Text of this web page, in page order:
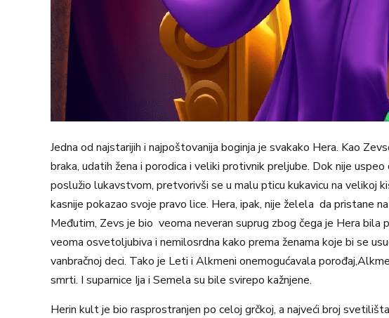
Jedna od najstarijih i najpoštovanija boginja je svakako Hera. Kao
braka, udatih žena i porodica i veliki protivnik preljube. Dok nije
poslužio lukavstvom, pretvorivši se u malu pticu kukavicu na velikoj
kasnije pokazao svoje pravo lice. Hera, ipak, nije želela da pristane
Međutim, Zevs je bio veoma neveran suprug zbog čega je Hera bila
veoma osvetoljubiva i nemilosrdna kako prema ženama koje bi se
vanbračnoj deci. Tako je Leti i Alkmeni onemogućavala
smrti. I suparnice Ija i Semela su bile svirepo kažnjene.
Herin kult je bio rasprostranjen po celoj grčkoj, a najveći broj